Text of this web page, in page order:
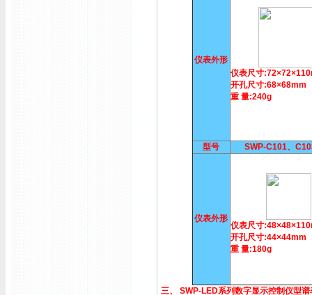
仪表外形
仪表尺寸
开孔尺寸:68×68mm
重 量:240g
型号 SWP-C101、
仪表外形
仪表尺寸
开孔尺寸:44×44mm
重 量:180g
三、 SWP-LED系列数字显示控制仪型谱